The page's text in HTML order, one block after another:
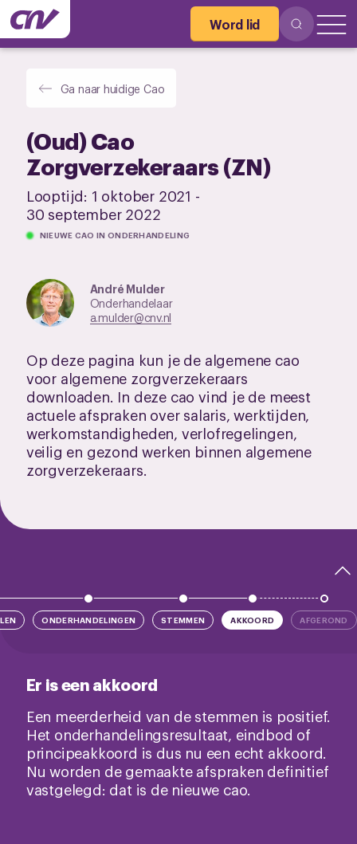
Word lid
Ga naar huidige Cao
(Oud) Cao
Zorgverzekeraars (ZN)
Looptijd: 1 oktober 2021 -
30 september 2022
NIEUWE CAO IN ONDERHANDELING
André Mulder
Onderhandelaar
a.mulder@cnv.nl
Op deze pagina kun je de algemene cao
voor algemene zorgverzekeraars
downloaden. In deze cao vind je de meest
actuele afspraken over salaris, werktijden,
werkomstandigheden, verlofregelingen,
veilig en gezond werken binnen algemene
zorgverzekeraars.
ONDERHANDELINGEN STEMMEN AKKOORD AFGEROND
Er is een akkoord
Een meerderheid van de stemmen is positief.
Het onderhandelingsresultaat, eindbod of
principeakkoord is dus nu een echt akkoord.
Nu worden de gemaakte afspraken definitief
vastgelegd: dat is de nieuwe cao.